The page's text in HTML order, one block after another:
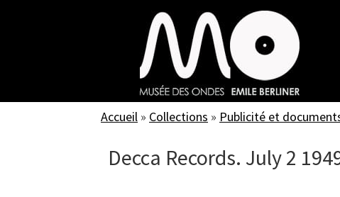
Accueil » Collections » Publicité et
Decca Records. July 2